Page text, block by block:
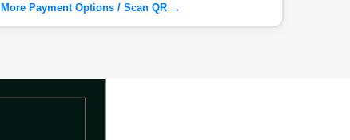
More Payment Options / Scan QR →